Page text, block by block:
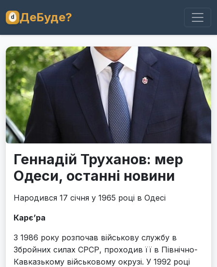
ДеБуде?
Геннадій Труханов: мер
Одеси, останні новини
Народився 17 січня у 1965 році в Одесі
Карє’ра
З 1986 року розпочав військову службу в
Збройних силах СРСР, проходив її в Північно-
Кавказькому військовому окрузі. У 1992 році